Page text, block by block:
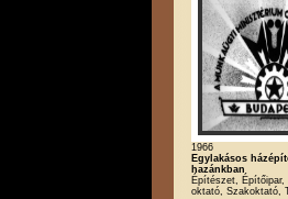
1966
Egylakásos
hazánkban
Építészet, Építőipar,
oktató, Szakoktató,